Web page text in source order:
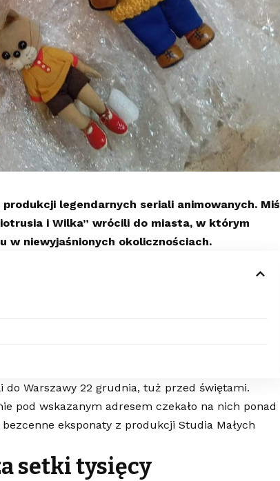
legendarnych seriali animowanych. Miś
i Wilka” wrócili do miasta, w którym
w niewyjaśnionych okolicznościach.
Warszawy 22 grudnia, tuż przed świętami.
pod wskazanym adresem czekało na nich ponad
eksponaty z produkcji Studia Małych
setki tysięcy